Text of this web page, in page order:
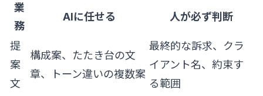
業
務
AIに任せる 人が必ず判断
提
案
文
構成案、たたき台の文
章、トーン違いの複数案
最終的な訴求、クラ
イアント名、約束す
る範囲